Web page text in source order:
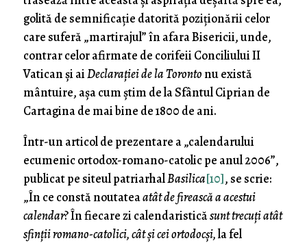
golită de semnificație datorită poziționării celor
care suferă „martirajul” în afara Bisericii, unde,
contrar celor afirmate de corifeii Conciliului II
Vatican și aiDeclarației de la Toronto nu există
mântuire, așa cum știm de la Sfântul Ciprian de
Cartagina de mai bine de 1800 de ani.
Într-un articol de prezentare a „calendarului
ecumenic ortodox-romano-catolic pe anul 2006”,
publicat pe siteul patriarhalBasilica[10], se scrie:
„În ce constă noutateaatât de firească a acestui
calendar? În fiecare zi calendaristicăsunt trecuți atât
sfinții romano-catolici, cât și cei ortodocși,la fel